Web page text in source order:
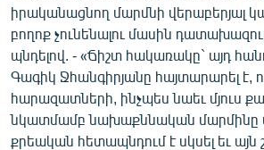
իրականացնող մարմնի վերաբերյալ
բողոք չունենալու մասին
պնդելով. - «Ճիշտ հակառակը` այդ
Գագիկ Ջհանգիրյանը հայտարարել է,
հարազատների, ինչպես նաեւ մյուս
նկատմամբ նախաքննական մարմինը
քրեական հետապնդում է սկսել եւ այն